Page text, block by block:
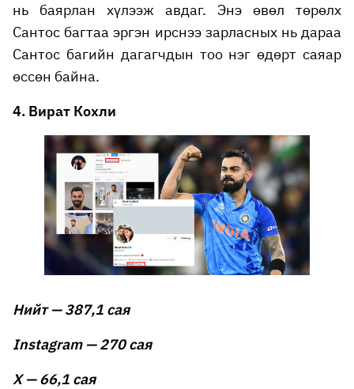
нь баярлан хүлээж авдаг. Энэ өвөл төрөлх
Сантос багтаа эргэн ирснээ зарласных нь дараа
Сантос багийн дагагчдын тоо нэг өдөрт саяар
өссөн байна.
4. Вират Кохли
Нийт — 387,1 сая
Instagram — 270 сая
X — 66,1 сая